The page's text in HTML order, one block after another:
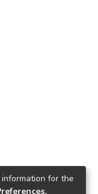
for the